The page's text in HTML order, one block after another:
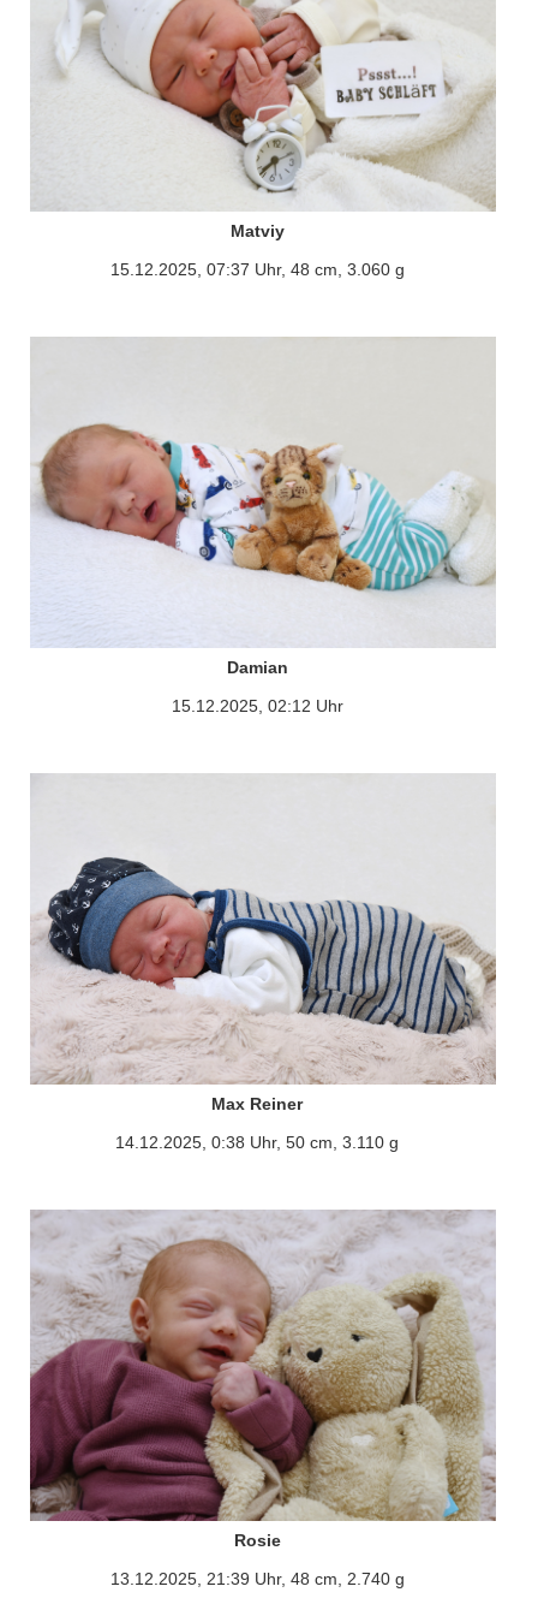
Matviy
15.12.2025, 07:37 Uhr, 48 cm, 3.060 g
Damian
15.12.2025, 02:12 Uhr
Max Reiner
14.12.2025, 0:38 Uhr, 50 cm, 3.110 g
Rosie
13.12.2025, 21:39 Uhr, 48 cm, 2.740 g